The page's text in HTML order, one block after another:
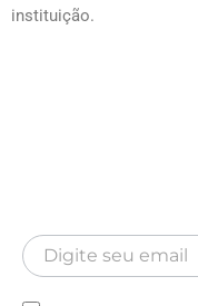
instituição.
Newsletter